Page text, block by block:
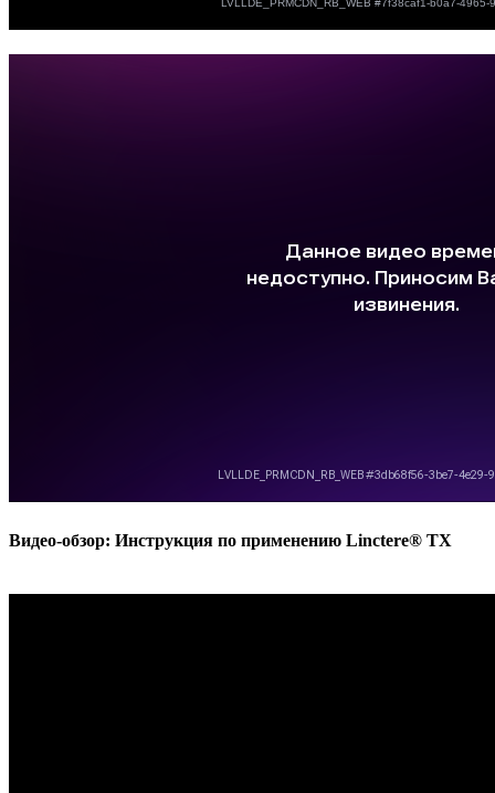
Видео-обзор: Инструкция по применению Linctere® TX